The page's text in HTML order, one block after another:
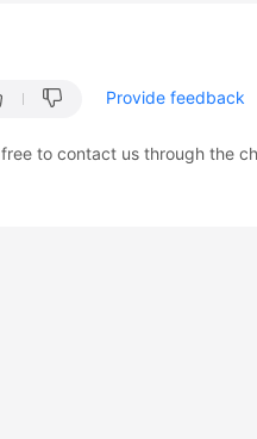
Provide feedback
to contact us through the